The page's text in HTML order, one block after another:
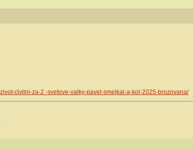
civilni-za-2 -svetove-valky-pavel-smejkal-a-kol-2025-brozovana/